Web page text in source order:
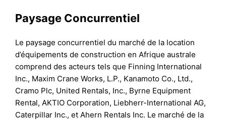
Paysage Concurrentiel
Le paysage concurrentiel du marché de la location
d’équipements de construction en Afrique australe
comprend des acteurs tels que Finning International
Inc., Maxim Crane Works, L.P., Kanamoto Co., Ltd.,
Cramo Plc, United Rentals, Inc., Byrne Equipment
Rental, AKTIO Corporation, Liebherr-International AG,
Caterpillar Inc., et Ahern Rentals Inc. Le marché de la